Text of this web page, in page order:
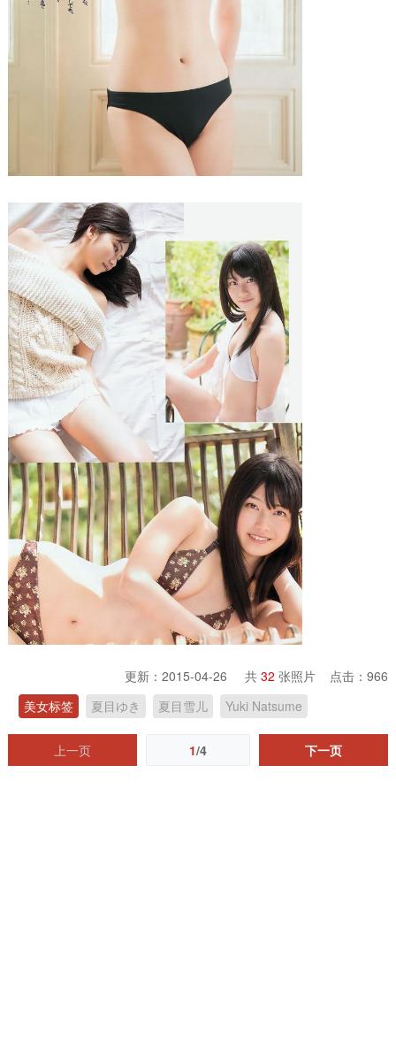
更新：2015-04-26 共32 张照片 点击：966
美女标签
夏目ゆき 夏目雪儿 Yuki Natsume
上一页 1/4 下一页